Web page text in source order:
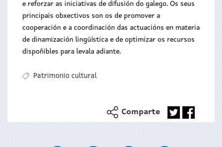
e reforzar as iniciativas de difusión do galego. Os seus
principais obxectivos son os de promover a
cooperación e a coordinación das actuacións en materia
de dinamización lingüística e de optimizar os recursos
dispoñibles para levala adiante.
Patrimonio cultural
Comparte